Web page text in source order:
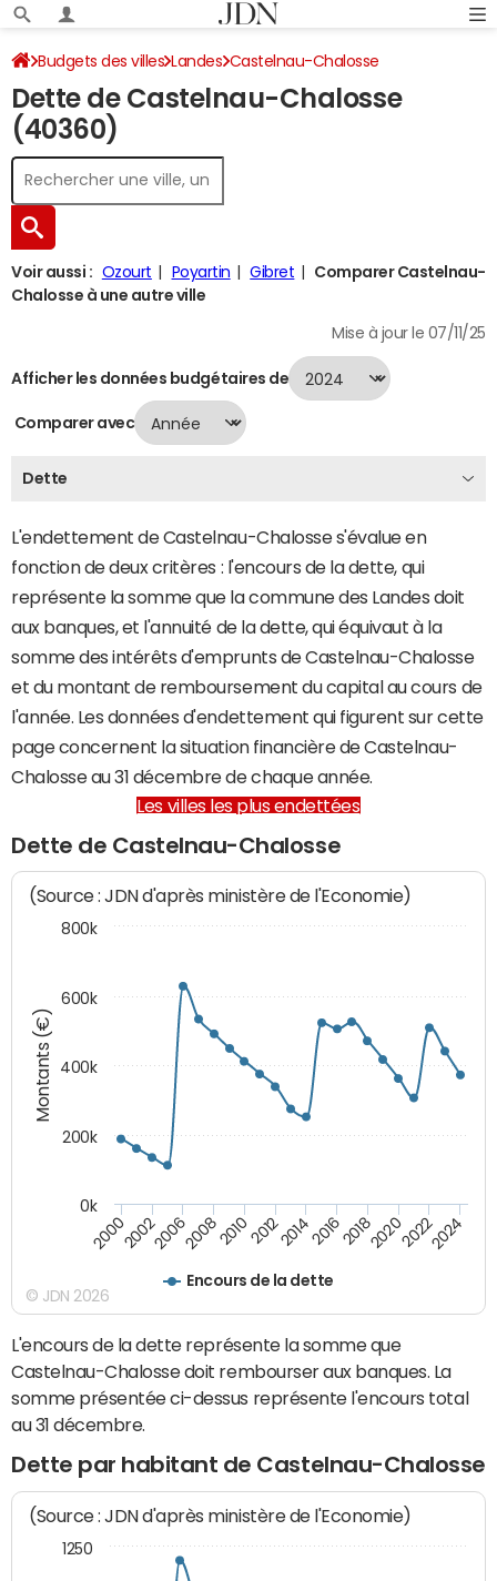
Budgets des villes Landes Castelnau-Chalosse
Dette au 31/12/2024
Dette de Castelnau-Chalosse
(40360)
Voir aussi : Ozourt Poyartin Gibret
Comparer Castelnau-
Chalosse à une autre ville
Mise à jour le 07/11/25
Afficher les données budgétaires de
Comparer avec
Dette
L'endettement de Castelnau-Chalosse s'évalue en
fonction de deux critères : l'encours de la dette, qui
représente la somme que la commune des Landes doit
aux banques, et l'annuité de la dette, qui équivaut à la
somme des intérêts d'emprunts de Castelnau-Chalosse
et du montant de remboursement du capital au cours de
l'année. Les données d'endettement qui figurent sur cette
page concernent la situation financière de Castelnau-
Chalosse au 31 décembre de chaque année.
Les villes les plus endettées
Dette de Castelnau-Chalosse
Montants (€)
(Source : JDN d'après ministère de l'Economie)
Encours de la dette
200020022006200820102012201420162018202020222024
0k
200k
400k
600k
800k
© JDN 2026
L'encours de la dette représente la somme que
Castelnau-Chalosse doit rembourser aux banques. La
somme présentée ci-dessus représente l'encours total
au 31 décembre.
Dette par habitant de Castelnau-Chalosse
(Source : JDN d'après ministère de l'Economie)
1250